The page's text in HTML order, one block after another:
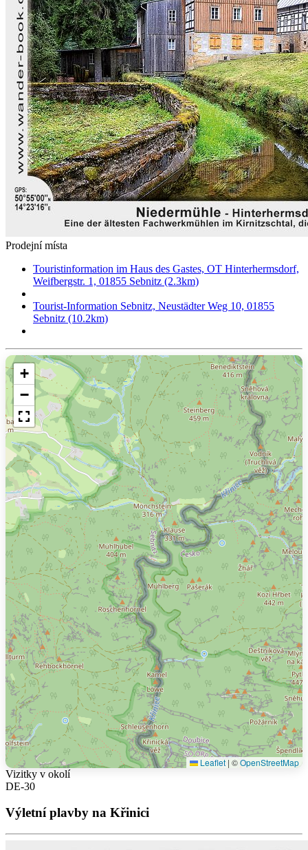
Prodejní místa
Touristinformation im Haus des Gastes, OT Hinterhermsdorf,
Weifbergstr. 1, 01855 Sebnitz (2.3km)
Tourist-Information Sebnitz, Neustädter Weg 10, 01855
Sebnitz (10.2km)
+
−
Leaflet | ©OpenStreetMap
Vizitky v okolí
DE-30
Výletní plavby na Křinici